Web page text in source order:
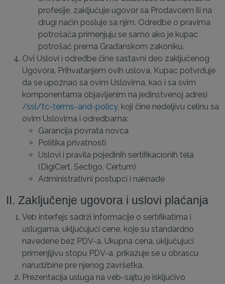
profesije, zaključuje ugovor sa Prodavcem ili na
drugi način posluje sa njim. Odredbe o pravima
potrošača primenjuju se samo ako je kupac
potrošač prema Građanskom zakoniku.
Ovi Uslovi i odredbe čine sastavni deo zaključenog
Ugovora. Prihvatanjem ovih uslova, Kupac potvrđuje
da se upoznao sa ovim Uslovima, kao i sa svim
komponentama objavljenim na jedinstvenoj adresi
/ssl/tc-terms-and-policy, koji čine nedeljivu celinu sa
ovim Uslovima i odredbama:
Garancija povrata novca
Politika privatnosti
Uslovi i pravila pojedinih sertifikacionih tela
(DigiCert, Sectigo, Certum)
Administrativni postupci i naknade
II. Zaključenje ugovora i uslovi plaćanja
Veb interfejs sadrži informacije o sertifikatima i
uslugama, uključujući cene, koje su standardno
navedene bez PDV-a. Ukupna cena, uključujući
primenjljivu stopu PDV-a, prikazuje se u obrascu
narudžbine pre njenog završetka.
Prezentacija usluga na veb-sajtu je isključivo